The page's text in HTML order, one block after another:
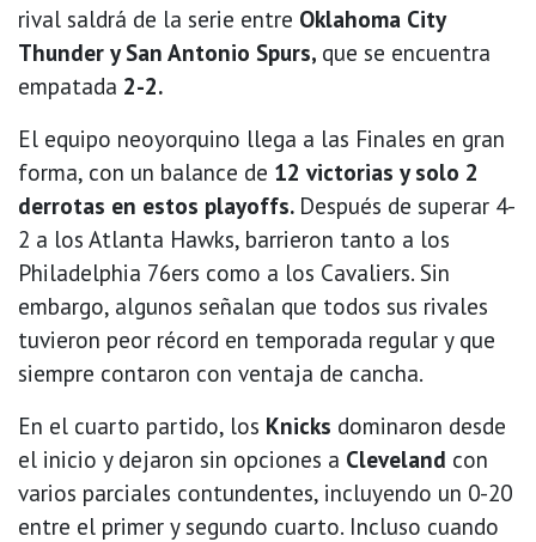
rival saldrá de la serie entre Oklahoma City
Thunder y San Antonio Spurs, que se encuentra
empatada 2-2.
El equipo neoyorquino llega a las Finales en gran
forma, con un balance de 12 victorias y solo 2
derrotas en estos playoffs. Después de superar 4-
2 a los Atlanta Hawks, barrieron tanto a los
Philadelphia 76ers como a los Cavaliers. Sin
embargo, algunos señalan que todos sus rivales
tuvieron peor récord en temporada regular y que
siempre contaron con ventaja de cancha.
En el cuarto partido, los Knicks dominaron desde
el inicio y dejaron sin opciones a Cleveland con
varios parciales contundentes, incluyendo un 0-20
entre el primer y segundo cuarto. Incluso cuando